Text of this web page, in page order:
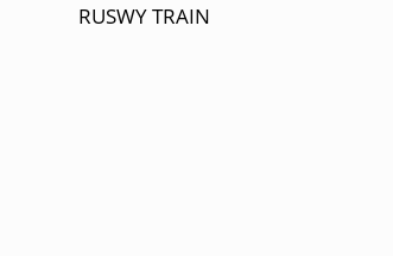
RUSWY TRAIN